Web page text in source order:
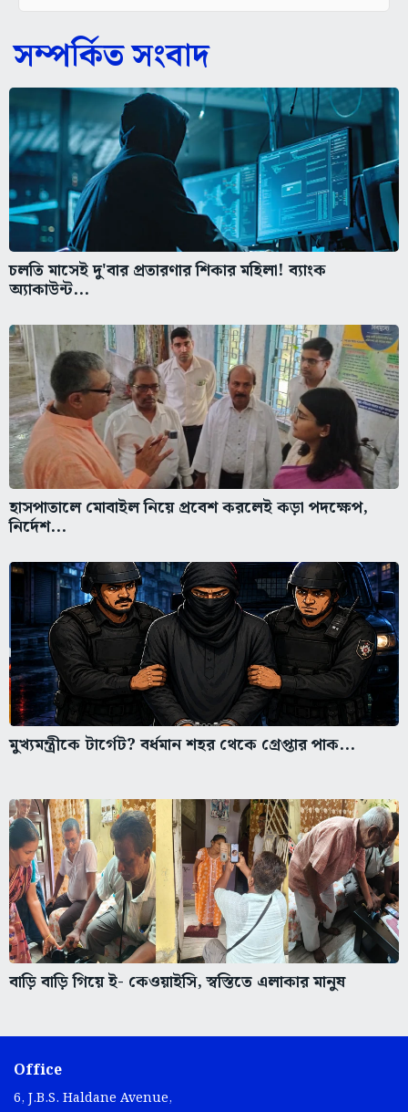
সম্পর্কিত সংবাদ
চলতি মাসেই দু'বার প্রতারণার শিকার মহিলা! ব্যাংক
অ্যাকাউন্ট...
হাসপাতালে মোবাইল নিয়ে প্রবেশ করলেই কড়া পদক্ষেপ,
নির্দেশ...
মুখ্যমন্ত্রীকে টার্গেট? বর্ধমান শহর থেকে গ্রেপ্তার পাক...
বাড়ি বাড়ি গিয়ে ই- কেওয়াইসি, স্বস্তিতে এলাকার মানুষ
Office
6, J.B.S. Haldane Avenue,